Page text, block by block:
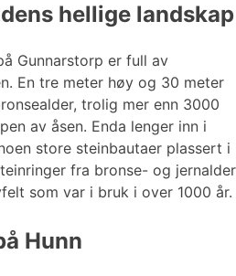
hellige landskap
Gunnarstorp er full av
En tre meter høy og 30 meter
trolig mer enn 3000
av åsen. Enda lenger inn i
store steinbautaer plassert i
fra bronse- og jernalder
som var i bruk i over 1000 år.
Hunn